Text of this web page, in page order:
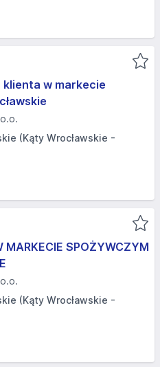
klienta w markecie
(Kąty Wrocławskie -
MARKECIE SPOŻYWCZYM
(Kąty Wrocławskie -